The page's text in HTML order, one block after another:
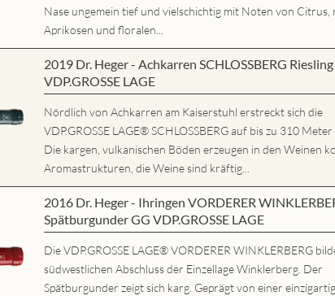
Nase ungemein tief und vielschichtig mit Noten von Citrus,
Aprikosen und floralen...
2019 Dr. Heger - Achkarren SCHLOSSBERG
VDP.GROSSE LAGE
Nördlich von Achkarren am Kaiserstuhl erstreckt sich die
VDP.GROSSE LAGE® SCHLOSSBERG auf bis zu 310 Meter
Die kargen, vulkanischen Böden erzeugen in den Weinen
Aromastrukturen, die Weine sind kräftig...
2016 Dr. Heger - Ihringen VORDERER
Spätburgunder GG VDP.GROSSE LAGE
Die VDP.GROSSE LAGE® VORDERER WINKLERBERG
südwestlichen Abschluss der Einzellage Winklerberg. Der
Spätburgunder zeigt sich karg. Geprägt von einer